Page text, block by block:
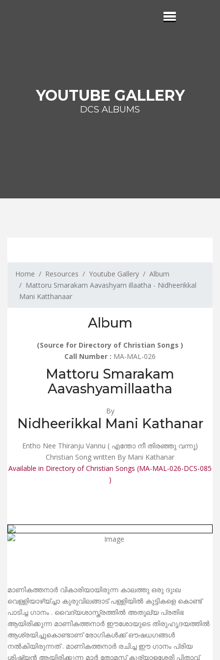
YOUTUBE GALLERY
DCS ALBUMS
Home Resources Youtube Gallery
Album
Mattoru Smarakam Aavashyam illaatha - Nidheerikkal
Mani Katthanaar
Album
(Source for Directory of Christian Songs )
Call Number : MA-MAL-026
Mattoru Smarakam
Aavashyamillaatha
By
Nidheerikkal Mani Kathanar
Entho Nee Thiranju Vannu ( എന്തോ നീ തിരഞ്ഞു വന്നൂ)
Christian Song written By Mani Kathanar
Available in Directory of Christian Songs (MA-MAL-026-DCS-085
)
മാണികത്തനാർ വികാരിയായിരുന്ന കാലത്തു ഒരു ദുഃഖ
വെള്ളിയാഴ്യ്ച്ചാ കുരുവിലങ്ങാട് പള്ളിയിൽ കുട്ടികളെ കൊണ്ട്
പാടിച്ച ഗാനം . വൈദ്യശാസ്ത്രത്തിൽ അതുല്യ പ്രതിഭ
ആയിരിക്കുന്ന മാണികത്തനാർ ഈശോയുടെ തിരുഹൃദയത്തിൽ
ആശ്രയിച്ചുകൊണ്ടാണ് രോഗികൾക്ക് ഔഷധഗങ്ങൾ
നൽകിയിരുന്നത് . മാണികത്തനാർ രചിച്ച ഈ ഗാനം പ്രിയ
ശിഷ്യൻ ആയിരിക്കുന്ന മാർ തോമസ് കുര്യാളശ്ശേരി പിതാവ്